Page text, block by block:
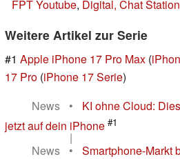
FPT Youtube, Digital, Chat
Weitere Artikel zur Serie
#1 Apple iPhone 17 Pro Max (
17 Pro (iPhone 17 Serie)
News
•
KI ohne Cloud:
jetzt auf dein iPhone #1
|
News
•
Smartphone-Markt